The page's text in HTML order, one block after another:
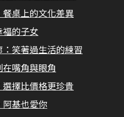
桌上的文化差異
福的子女
笑著過生活的練習
嘴角與眼角
選擇比價格更珍貴
阿基也愛你